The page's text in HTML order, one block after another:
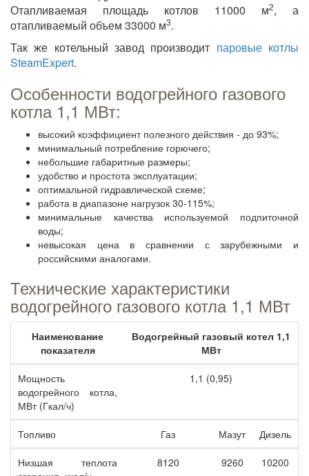
Отапливаемая площадь котлов 11000 м2, а
отапливаемый объем 33000 м3.
Так же котельный завод производит паровые котлы
SteamExpert.
Особенности водогрейного газового
котла 1,1 МВт:
высокий коэффициент полезного действия - до 93%;
минимальный потребление горючего;
небольшие габаритные размеры;
удобство и простота эксплуатации;
оптимальной гидравлической схеме;
работа в диапазоне нагрузок 30-115%;
минимальные качества используемой подпиточной
воды;
невысокая цена в сравнении с зарубежными и
российскими аналогами.
Технические характеристики
водогрейного газового котла 1,1 МВт
Наименование
показателя
Водогрейный газовый котел 1,1
МВт
Мощность
водогрейного котла,
МВт (Гкал/ч)
1,1 (0,95)
Топливо Газ Мазут Дизель
Низшая теплота
8120 9260 10200